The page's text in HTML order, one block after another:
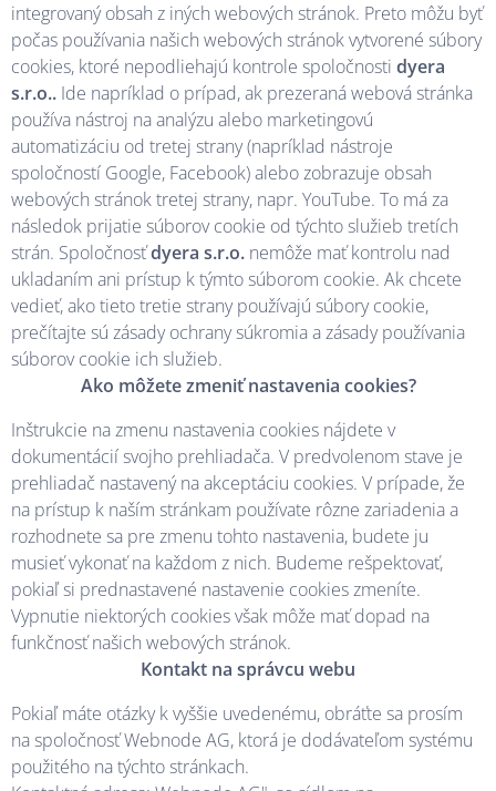
integrovaný obsah z iných webových stránok. Preto môžu byť
počas používania našich webových stránok vytvorené súbory
cookies, ktoré nepodliehajú kontrole spoločnosti dyera
s.r.o.. Ide napríklad o prípad, ak prezeraná webová stránka
používa nástroj na analýzu alebo marketingovú
automatizáciu od tretej strany (napríklad nástroje
spoločností Google, Facebook) alebo zobrazuje obsah
webových stránok tretej strany, napr. YouTube. To má za
následok prijatie súborov cookie od týchto služieb tretích
strán. Spoločnosťdyera s.r.o. nemôže mať kontrolu nad
ukladaním ani prístup k týmto súborom cookie. Ak chcete
vedieť, ako tieto tretie strany používajú súbory cookie,
prečítajte sú zásady ochrany súkromia a zásady používania
súborov cookie ich služieb.
Ako môžete zmeniť nastavenia cookies?
Inštrukcie na zmenu nastavenia cookies nájdete v
dokumentácií svojho prehliadača. V predvolenom stave je
prehliadač nastavený na akceptáciu cookies. V prípade, že
na prístup k naším stránkam používate rôzne zariadenia a
rozhodnete sa pre zmenu tohto nastavenia, budete ju
musieť vykonať na každom z nich. Budeme rešpektovať,
pokiaľ si prednastavené nastavenie cookies zmeníte.
Vypnutie niektorých cookies však môže mať dopad na
funkčnosť našich webových stránok.
Kontakt na správcu webu
Pokiaľ máte otázky k vyššie uvedenému, obráťte sa prosím
na spoločnosť Webnode AG, ktorá je dodávateľom systému
použitého na týchto stránkach.